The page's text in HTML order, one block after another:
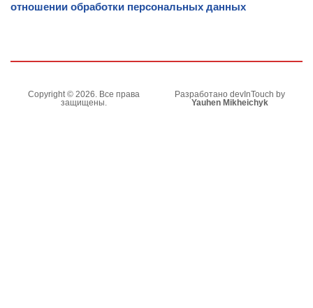
отношении обработки персональных данных
Copyright © 2026. Все права
защищены.
Разработано devInTouch by
Yauhen Mikheichyk